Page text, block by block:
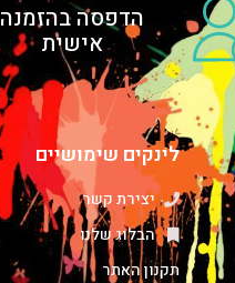
הדפסה בהזמנה
אישית
לינקים שימושיים
יצירת קשר
הבלוג שלנו
תקנון האתר